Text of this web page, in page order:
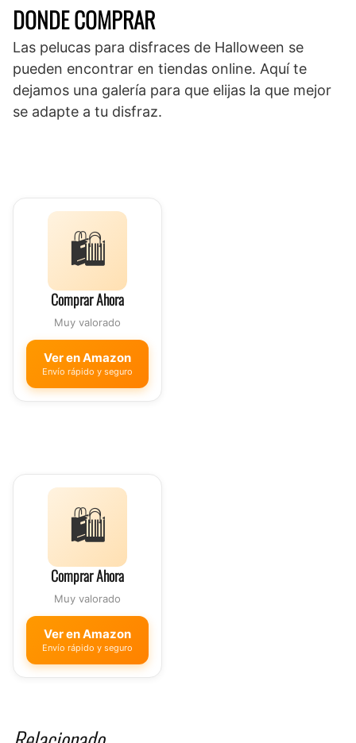
DONDE COMPRAR
Las pelucas para disfraces de Halloween se
pueden encontrar en tiendas online. Aquí te
dejamos una galería para que elijas la que mejor
se adapte a tu disfraz.
🛍️
Comprar Ahora
Muy valorado
Ver en Amazon
Envío rápido y seguro
🛍️
Comprar Ahora
Muy valorado
Ver en Amazon
Envío rápido y seguro